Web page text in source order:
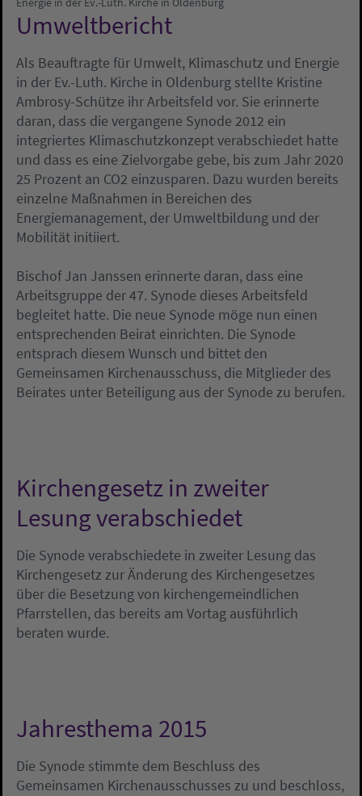
Energie in der Ev.-Luth. Kirche in Oldenburg
Umweltbericht
Als Beauftragte für Umwelt, Klimaschutz und Energie
in der Ev.-Luth. Kirche in Oldenburg stellte Kristine
Ambrosy-Schütze ihr Arbeitsfeld vor. Sie erinnerte
daran, dass die vergangene Synode 2012 ein
integriertes Klimaschutzkonzept verabschiedet hatte
und dass es eine Zielvorgabe gebe, bis zum Jahr 2020
25 Prozent an CO2 einzusparen. Dazu wurden bereits
einzelne Maßnahmen in Bereichen des
Energiemanagement, der Umweltbildung und der
Mobilität initiiert.
Bischof Jan Janssen erinnerte daran, dass eine
Arbeitsgruppe der 47. Synode dieses Arbeitsfeld
begleitet hatte. Die neue Synode möge nun einen
entsprechenden Beirat einrichten. Die Synode
entsprach diesem Wunsch und bittet den
Gemeinsamen Kirchenausschuss, die Mitglieder des
Beirates unter Beteiligung aus der Synode zu berufen.
Kirchengesetz in zweiter
Lesung verabschiedet
Die Synode verabschiedete in zweiter Lesung das
Kirchengesetz zur Änderung des Kirchengesetzes
über die Besetzung von kirchengemeindlichen
Pfarrstellen, das bereits am Vortag ausführlich
beraten wurde.
Jahresthema 2015
Die Synode stimmte dem Beschluss des
Gemeinsamen Kirchenausschusses zu und beschloss,